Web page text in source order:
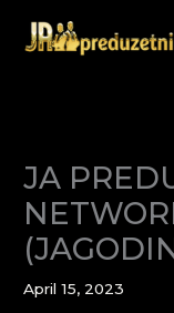
JA
April 15, 2023